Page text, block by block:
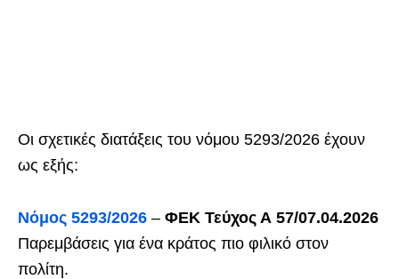
Οι σχετικές διατάξεις του νόμου 5293/2026 έχουν
ως εξής:
Νόμος 5293/2026 – ΦΕΚ Τεύχος Α 57/07.04.2026
Παρεμβάσεις για ένα κράτος πιο φιλικό στον
πολίτη.